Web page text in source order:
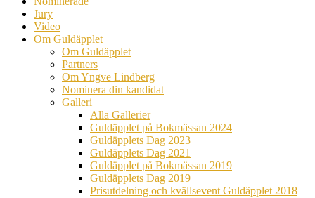
Jury
Video
Om Guldäpplet
Om Guldäpplet
Partners
Om Yngve Lindberg
Nominera din kandidat
Galleri
Alla Gallerier
Guldäpplet på Bokmässan 2024
Guldäpplets Dag 2023
Guldäpplets Dag 2021
Guldäpplet på Bokmässan 2019
Guldäpplets Dag 2019
Prisutdelning och kvällsevent Guldäpplet 2018